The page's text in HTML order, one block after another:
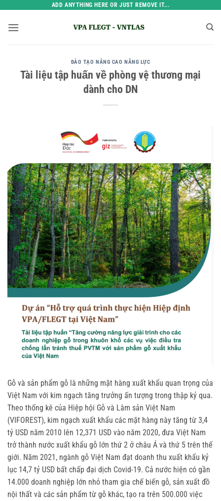
nội
ADD ANYTHING HERE OR JUST REMOVE IT...
ĐÀO TẠO NÂNG CAO NĂNG LỰC
Tài liệu tập huấn về phòng vệ thương mại
dành cho DN
Gỗ và sản phẩm gỗ là những mặt hàng xuất khẩu quan trọng của
Việt Nam với kim ngạch tăng trưởng ấn tượng trong thập kỷ qua.
Theo thống kê của Hiệp hội Gỗ và Lâm sản Việt Nam
(VIFOREST), kim ngạch xuất khẩu các mặt hàng này tăng từ 3,4
tỷ USD năm 2010 lên 12,371 USD vào năm 2020, đưa Việt Nam
trở thành nước xuất khẩu gỗ lớn thứ 2 ở châu Á và thứ 5 trên thế
giới. Năm 2021, ngành gỗ Việt Nam đạt doanh thu xuất khẩu kỷ
lục 14,7 tỷ USD bất chấp đại dịch Covid-19. Cả nước hiện có gần
14.000 doanh nghiệp lớn nhỏ tham gia chế biến gỗ, sản xuất đồ
nội thất và các sản phẩm từ gỗ khác, tạo ra trên 500.000 việc